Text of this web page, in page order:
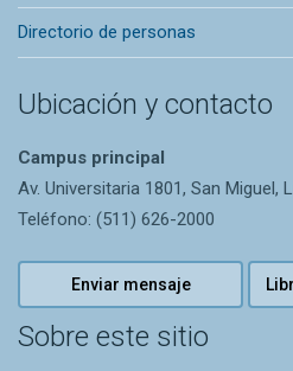
Directorio de personas
Ubicación y contacto
Campus principal
Av. Universitaria 1801, San Miguel,
Teléfono: (511) 626-2000
Enviar mensaje
Sobre este sitio